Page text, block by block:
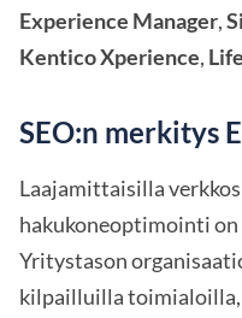
Experience Manager,
Kentico Xperience,
SEO:n merkitys
Laajamittaisilla
hakukoneoptimointi
Yritystason
kilpailluilla toimialoilla,